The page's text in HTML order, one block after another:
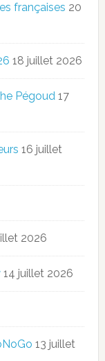
françaises 20
18 juillet 2026
Pégoud 17
16 juillet
2026
14 juillet 2026
13 juillet